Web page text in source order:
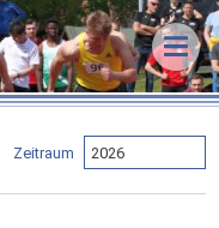
Zeitraum